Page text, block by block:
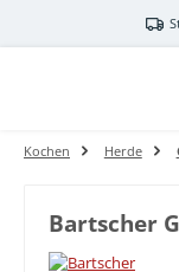
Zum Hauptinhalt
Kochen Herde
Bartscher